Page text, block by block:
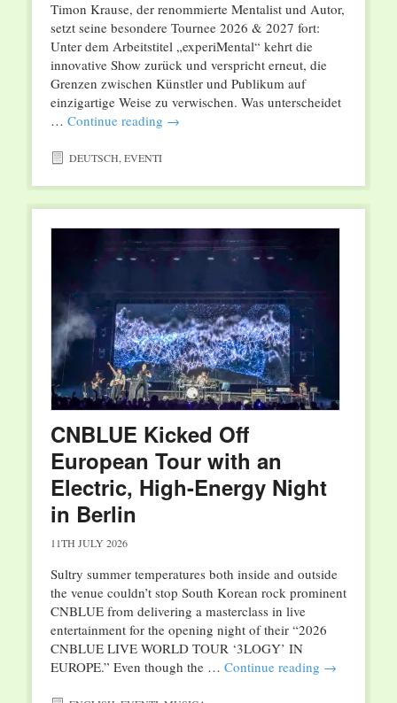
Timon Krause, der renommierte Mentalist und Autor,
setzt seine besondere Tournee 2026 & 2027 fort:
Unter dem Arbeitstitel „experiMental“ kehrt die
innovative Show zurück und verspricht erneut, die
Grenzen zwischen Künstler und Publikum auf
einzigartige Weise zu verwischen. Was unterscheidet
… Continue reading →
DEUTSCH EVENTI
CNBLUE Kicked Off
European Tour with an
Electric, High-Energy Night
in Berlin
11TH JULY 2026
Sultry summer temperatures both inside and outside
the venue couldn’t stop South Korean rock prominent
CNBLUE from delivering a masterclass in live
entertainment for the opening night of their “2026
CNBLUE LIVE WORLD TOUR ‘3LOGY’ IN
EUROPE.” Even though the … Continue reading →